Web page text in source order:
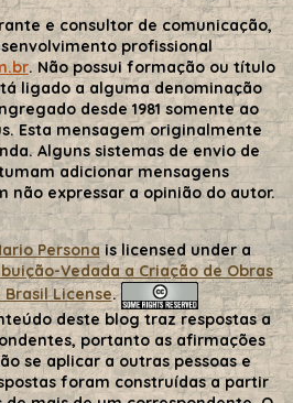
e consultor de comunicação,
profissional
. Não possui formação ou título
ligado a alguma denominação
desde 1981 somente ao
Esta mensagem originalmente
Alguns sistemas de envio de
adicionar mensagens
não expressar a opinião do autor.
Personais licensed under a
Vedada a Criação de Obras
License.
deste blog traz respostas a
portanto as afirmações
se aplicar a outras pessoas e
foram construídas a partir